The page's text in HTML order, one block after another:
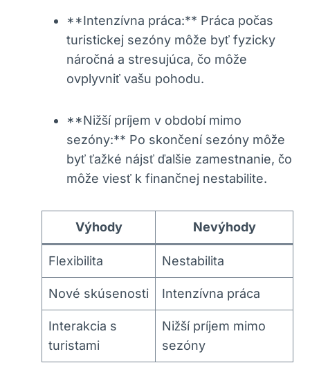
**Intenzívna práca:** Práca počas
turistickej sezóny môže byť fyzicky
náročná a stresujúca, čo môže
ovplyvniť vašu pohodu.
**Nižší príjem v období mimo
sezóny:** Po skončení sezóny môže
byť ťažké nájsť ďalšie zamestnanie, čo
môže viesť k finančnej nestabilite.
Výhody Nevýhody
Flexibilita Nestabilita
Nové skúsenosti Intenzívna práca
Interakcia s
turistami
Nižší príjem mimo
sezóny